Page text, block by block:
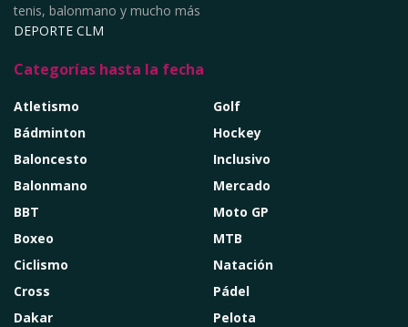
tenis, balonmano y mucho más
DEPORTE CLM
Categorías hasta la fecha
Atletismo
Bádminton
Baloncesto
Balonmano
BBT
Boxeo
Ciclismo
Cross
Dakar
Golf
Hockey
Inclusivo
Mercado
Moto GP
MTB
Natación
Pádel
Pelota